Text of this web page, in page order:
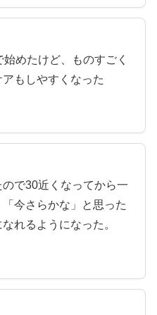
めたけど、ものすごく
もしやすくなった
で30近くなってから一
今さらかな」と思った
れるようになった。